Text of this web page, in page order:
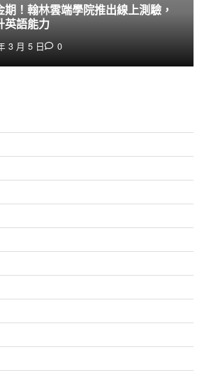
！翰林雲端學院推出線上測驗，
英語能力
3 月 5 日 0